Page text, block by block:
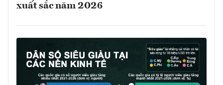
xuất sắc năm 2026